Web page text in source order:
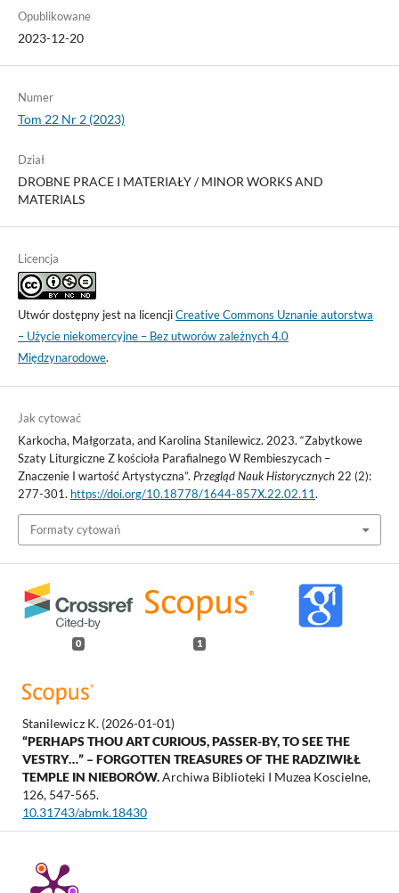
Opublikowane
2023-12-20
Numer
Tom 22 Nr 2 (2023)
Dział
DROBNE PRACE I MATERIAŁY / MINOR WORKS AND
MATERIALS
Licencja
Utwór dostępny jest na licencjiCreative Commons Uznanie autorstwa
– Użycie niekomercyjne – Bez utworów zależnych 4.0
Międzynarodowe.
Jak cytować
Karkocha, Małgorzata, and Karolina Stanilewicz. 2023. “Zabytkowe
Szaty Liturgiczne Z kościoła Parafialnego W Rembieszycach –
Znaczenie I wartość Artystyczna”. Przegląd Nauk Historycznych22 (2):
277-301. https://doi.org/10.18778/1644-857X.22.02.11.
Formaty cytowań
0 1
Stanilewicz K. (2026-01-01)
“PERHAPS THOU ART CURIOUS, PASSER-BY, TO SEE THE
VESTRY…” – FORGOTTEN TREASURES OF THE RADZIWIŁŁ
TEMPLE IN NIEBORÓW.Archiwa Biblioteki I Muzea Koscielne,
126, 547-565.
10.31743/abmk.18430